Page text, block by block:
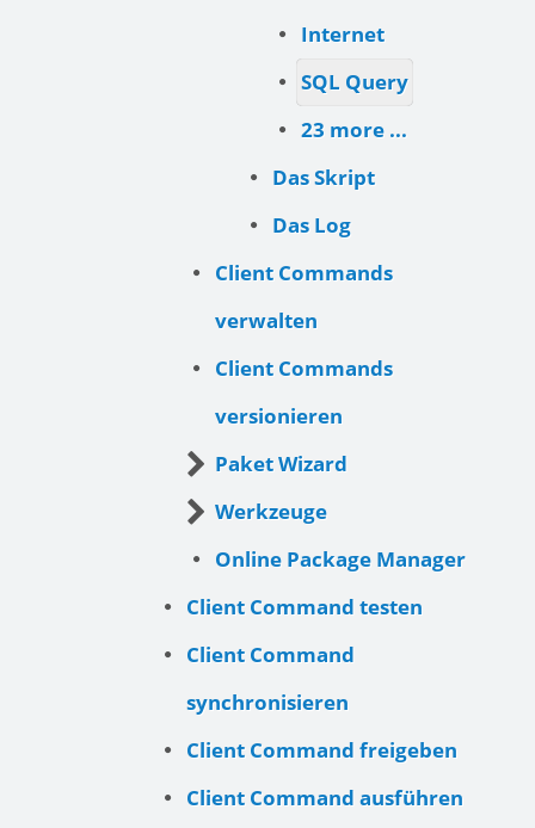
Internet
SQL Query
23 more ...
Das Skript
Das Log
Client Commands
verwalten
Client Commands
versionieren
Paket Wizard
Werkzeuge
Online Package Manager
Client Command testen
Client Command
synchronisieren
Client Command freigeben
Client Command ausführen